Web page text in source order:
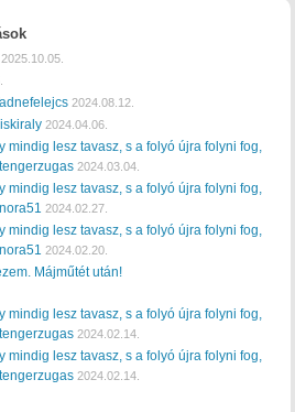
2025.10.05.
2024.08.12.
2024.04.06.
mindig lesz tavasz, s a folyó újra folyni fog,
tengerzugas 2024.03.04.
mindig lesz tavasz, s a folyó újra folyni fog,
nora51 2024.02.27.
mindig lesz tavasz, s a folyó újra folyni fog,
nora51 2024.02.20.
Májműtét után!
mindig lesz tavasz, s a folyó újra folyni fog,
tengerzugas 2024.02.14.
mindig lesz tavasz, s a folyó újra folyni fog,
tengerzugas 2024.02.14.